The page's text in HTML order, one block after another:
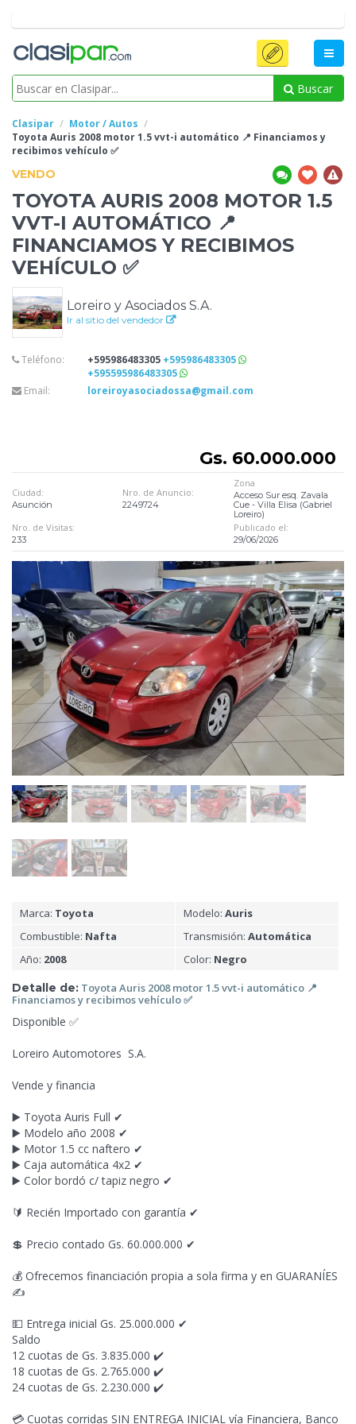
Buscar
Clasipar
Motor / Autos
Toyota Auris 2008 motor 1.5 vvt-i automático 📍 Financiamos y
recibimos vehículo ✅️
VENDO
TOYOTA AURIS 2008 MOTOR 1.5
VVT-I AUTOMÁTICO 📍
FINANCIAMOS Y RECIBIMOS
VEHÍCULO ✅️
Loreiro y Asociados S.A.
Ir al sitio del vendedor
Teléfono: +595986483305 +595986483305
+595595986483305
Email:
loreiroyasociadossa@gmail.com
Gs. 60.000.000
Ciudad:
Asunción
Nro. de Anuncio:
2249724
Zona
Acceso Sur esq. Zavala
Cue - Villa Elisa (Gabriel
Loreiro)
Nro. de Visitas:
233
Publicado el:
29/06/2026
Marca: Toyota Modelo: Auris
Combustible: Nafta Transmisión: Automática
Año: 2008 Color: Negro
Detalle de: Toyota Auris 2008 motor 1.5 vvt-i automático 📍
Financiamos y recibimos vehículo✅️
Disponible ✅️
Loreiro Automotores S.A.
Vende y financia
▶️ Toyota Auris Full ✔
▶️ Modelo año 2008 ✔
▶️ Motor 1.5 cc naftero ✔
▶️ Caja automática 4x2 ✔
▶️ Color bordó c/ tapiz negro ✔
🔰 Recién Importado con garantía ✔
💲 Precio contado Gs. 60.000.000 ✔
💰 Ofrecemos financiación propia a sola firma y en GUARANÍES
✍
💵 Entrega inicial Gs. 25.000.000 ✔
Saldo
12 cuotas de Gs. 3.835.000 ✔️
18 cuotas de Gs. 2.765.000 ✔️
24 cuotas de Gs. 2.230.000 ✔️
💳 Cuotas corridas SIN ENTREGA INICIAL vía Financiera, Banco